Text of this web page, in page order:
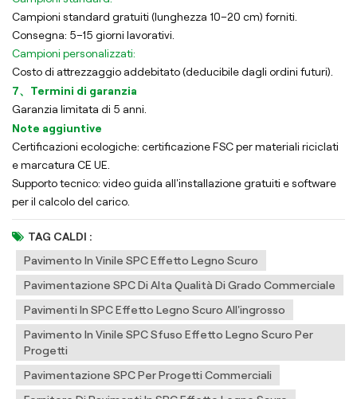
Campioni standard gratuiti (lunghezza 10–20 cm) forniti.
Consegna: 5–15 giorni lavorativi.
Campioni personalizzati:
Costo di attrezzaggio addebitato (deducibile dagli ordini futuri).
7、Termini di garanzia
Garanzia limitata di 5 anni.
Note aggiuntive
Certificazioni ecologiche: certificazione FSC per materiali riciclati
e marcatura CE UE.
Supporto tecnico: video guida all'installazione gratuiti e software
per il calcolo del carico.
TAG CALDI :
Pavimento In Vinile SPC Effetto Legno Scuro
Pavimentazione SPC Di Alta Qualità Di Grado Commerciale
Pavimenti In SPC Effetto Legno Scuro All'ingrosso
Pavimento In Vinile SPC Sfuso Effetto Legno Scuro Per
Progetti
Pavimentazione SPC Per Progetti Commerciali